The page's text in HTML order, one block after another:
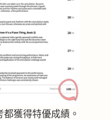
獲得特優成績。